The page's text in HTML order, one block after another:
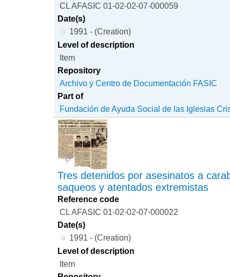
CL AFASIC 01-02-02-07-000059
Date(s)
1991 - (Creation)
Level of description
Item
Repository
Archivo y Centro de Documentación FASIC
Part of
Fundación de Ayuda Social de las Iglesias
Tres detenidos por asesinatos a
saqueos y atentados extremistas
Reference code
CL AFASIC 01-02-02-07-000022
Date(s)
1991 - (Creation)
Level of description
Item